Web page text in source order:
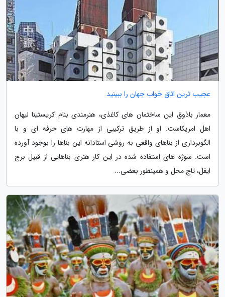
عجیب ترین اتاق خواب جهان را ببینید
معمار باذوق این ساختمان های کاغذی، هنرمندی بنام کریستینا لیهان
اهل امریکاست. او از طریق ترکیبی از مهارت های حرفه ای و با
الگوبرداری از بناهای واقعی به روشی استادانه این بناها را بوجود آورده
است. سوژه های استفاده شده در این کار هنری بناهایی از قبیل برج
ایفل، تاج محل و همینطور بعضی...